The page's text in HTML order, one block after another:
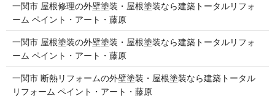
一関市 屋根修理の外壁塗装・屋根塗装なら建築トータルリフォ
ーム ペイント・アート・藤原
一関市 屋根塗装の外壁塗装・屋根塗装なら建築トータルリフォ
ーム ペイント・アート・藤原
一関市 断熱リフォームの外壁塗装・屋根塗装なら建築トータル
リフォーム ペイント・アート・藤原